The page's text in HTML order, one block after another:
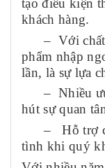
tạo điều kiện
khách hàng.
– Với chất
phẩm nhập
lần, là sự lựa
– Nhiều ưu
hút sự quan
– Hỗ trợ
tình khi quý